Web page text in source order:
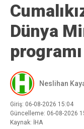
Dünya
Neslihan
Giriş: 06-08-2026 15:04
Güncelleme: 06-08-2026
Kaynak: İHA